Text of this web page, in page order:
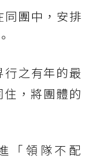
團中，安排
之有年的最
，將團體的
「領隊不配